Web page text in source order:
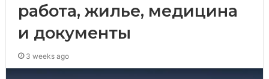
работа, жилье, медицина
и документы
3 weeks ago